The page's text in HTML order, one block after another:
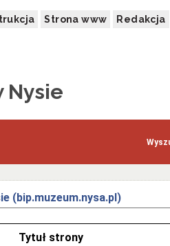
Strona www Redakcja
Nysie
(bip.muzeum.nysa.pl)
Tytuł strony